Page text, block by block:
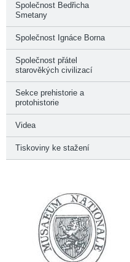
Společnost Bedřicha
Smetany
Společnost Ignáce Borna
Společnost přátel
starověkých civilizací
Sekce prehistorie a
protohistorie
Videa
Tiskoviny ke stažení